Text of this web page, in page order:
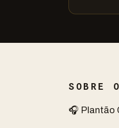
SOBRE
🎧 Plantão